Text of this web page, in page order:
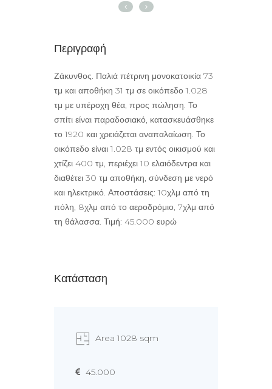
Περιγραφή
Ζάκυνθος. Παλιά πέτρινη μονοκατοικία 73
τμ και αποθήκη 31 τμ σε οικόπεδο 1.028
τμ με υπέροχη θέα, προς πώληση. Το
σπίτι είναι παραδοσιακό, κατασκευάσθηκε
το 1920 και χρειάζεται αναπαλαίωση. Το
οικόπεδο είναι 1.028 τμ εντός οικισμού και
χτίζει 400 τμ, περιέχει 10 ελαιόδεντρα και
διαθέτει 30 τμ αποθήκη, σύνδεση με νερό
και ηλεκτρικό. Αποστάσεις: 10χλμ από τη
πόλη, 8χλμ από το αεροδρόμιο, 7χλμ από
τη θάλασσα. Τιμή: 45.000 ευρώ
Κατάσταση
Area 1028 sqm
45.000